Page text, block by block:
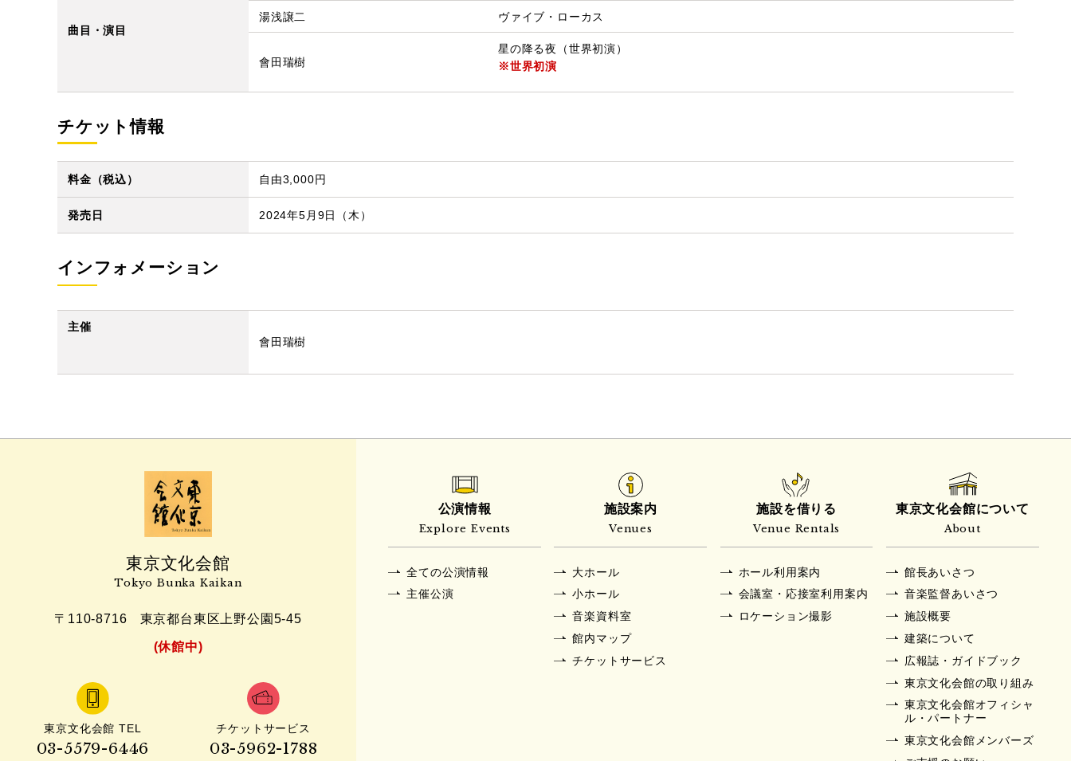
曲目・演目
湯浅譲二 ヴァイブ・ローカス
會田瑞樹
星の降る夜（世界初演）
※世界初演
チケット情報
料金（税込） 自由3,000円
発売日 2024年5月9日（木）
インフォメーション
主催
會田瑞樹
東京文化会館
Tokyo Bunka Kaikan
〒110-8716 東京都台東区上野公園5-45
(休館中)
東京文化会館 TEL
03-5579-6446
チケットサービス
03-5962-1788
公演情報
Explore Events
全ての公演情報
主催公演
施設案内
Venues
大ホール
小ホール
音楽資料室
館内マップ
チケットサービス
施設を借りる
Venue Rentals
ホール利用案内
会議室・応接室利用案内
ロケーション撮影
東京文化会館について
About
館長あいさつ
音楽監督あいさつ
施設概要
建築について
広報誌・ガイドブック
東京文化会館の取り組み
東京文化会館オフィシャ
ル・パートナー
東京文化会館メンバーズ